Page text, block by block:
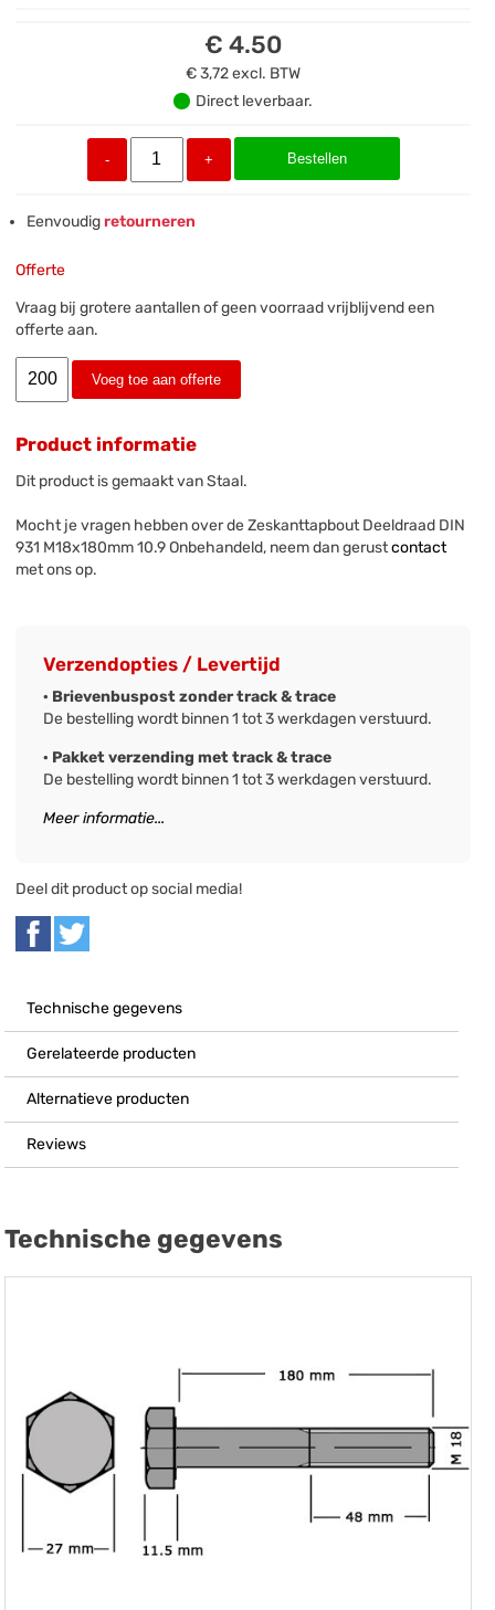
€ 4.50
€ 3,72excl. BTW
Direct leverbaar.
- + Bestellen
Eenvoudigretourneren
Offerte
Vraag bij grotere aantallen of geen voorraad vrijblijvend een
offerte aan.
Voeg toe aan offerte
Product informatie
Dit product is gemaakt van Staal.
Mocht je vragen hebben over de Zeskanttapbout Deeldraad DIN
931 M18x180mm 10.9 Onbehandeld, neem dan gerustcontact
met ons op.
Verzendopties / Levertijd
· Brievenbuspost zonder track & trace
De bestelling wordt binnen 1 tot 3 werkdagen verstuurd.
· Pakket verzending met track & trace
De bestelling wordt binnen 1 tot 3 werkdagen verstuurd.
Meer informatie...
Deel dit product op social media!
Technische gegevens
Gerelateerde producten
Alternatieve producten
Reviews
Technische gegevens